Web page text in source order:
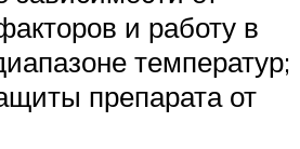
и работу в
температур;
препарата от